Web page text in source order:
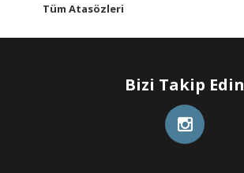
Tüm Atasözleri
Bizi Takip Edin